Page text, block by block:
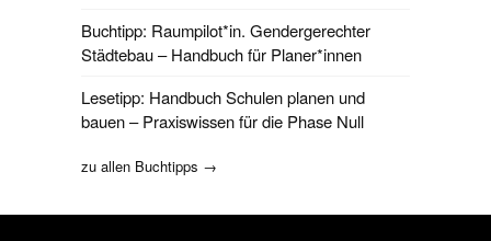
Buchtipp: Raumpilot*in. Gendergerechter
Städtebau – Handbuch für Planer*innen
Lesetipp: Handbuch Schulen planen und
bauen – Praxiswissen für die Phase Null
zu allen Buchtipps →